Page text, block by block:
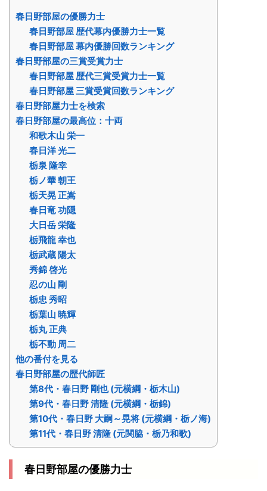
春日野部屋の優勝力士
春日野部屋 歴代幕内優勝力士一覧
春日野部屋 幕内優勝回数ランキング
春日野部屋の三賞受賞力士
春日野部屋 歴代三賞受賞力士一覧
春日野部屋 三賞受賞回数ランキング
春日野部屋力士を検索
春日野部屋の最高位：十両
和歌木山 栄一
春日洋 光二
栃泉 隆幸
栃ノ華 朝王
栃天晃 正嵩
春日竜 功隠
大日岳 栄隆
栃飛龍 幸也
栃武蔵 陽太
秀錦 啓光
忍の山 剛
栃忠 秀昭
栃葉山 暁輝
栃丸 正典
栃不動 周二
他の番付を見る
春日野部屋の歴代師匠
第8代・春日野 剛也 (元横綱・栃木山)
第9代・春日野 清隆 (元横綱・栃錦)
第10代・春日野 大嗣～晃将 (元横綱・栃ノ海)
第11代・春日野 清隆 (元関脇・栃乃和歌)
春日野部屋の優勝力士